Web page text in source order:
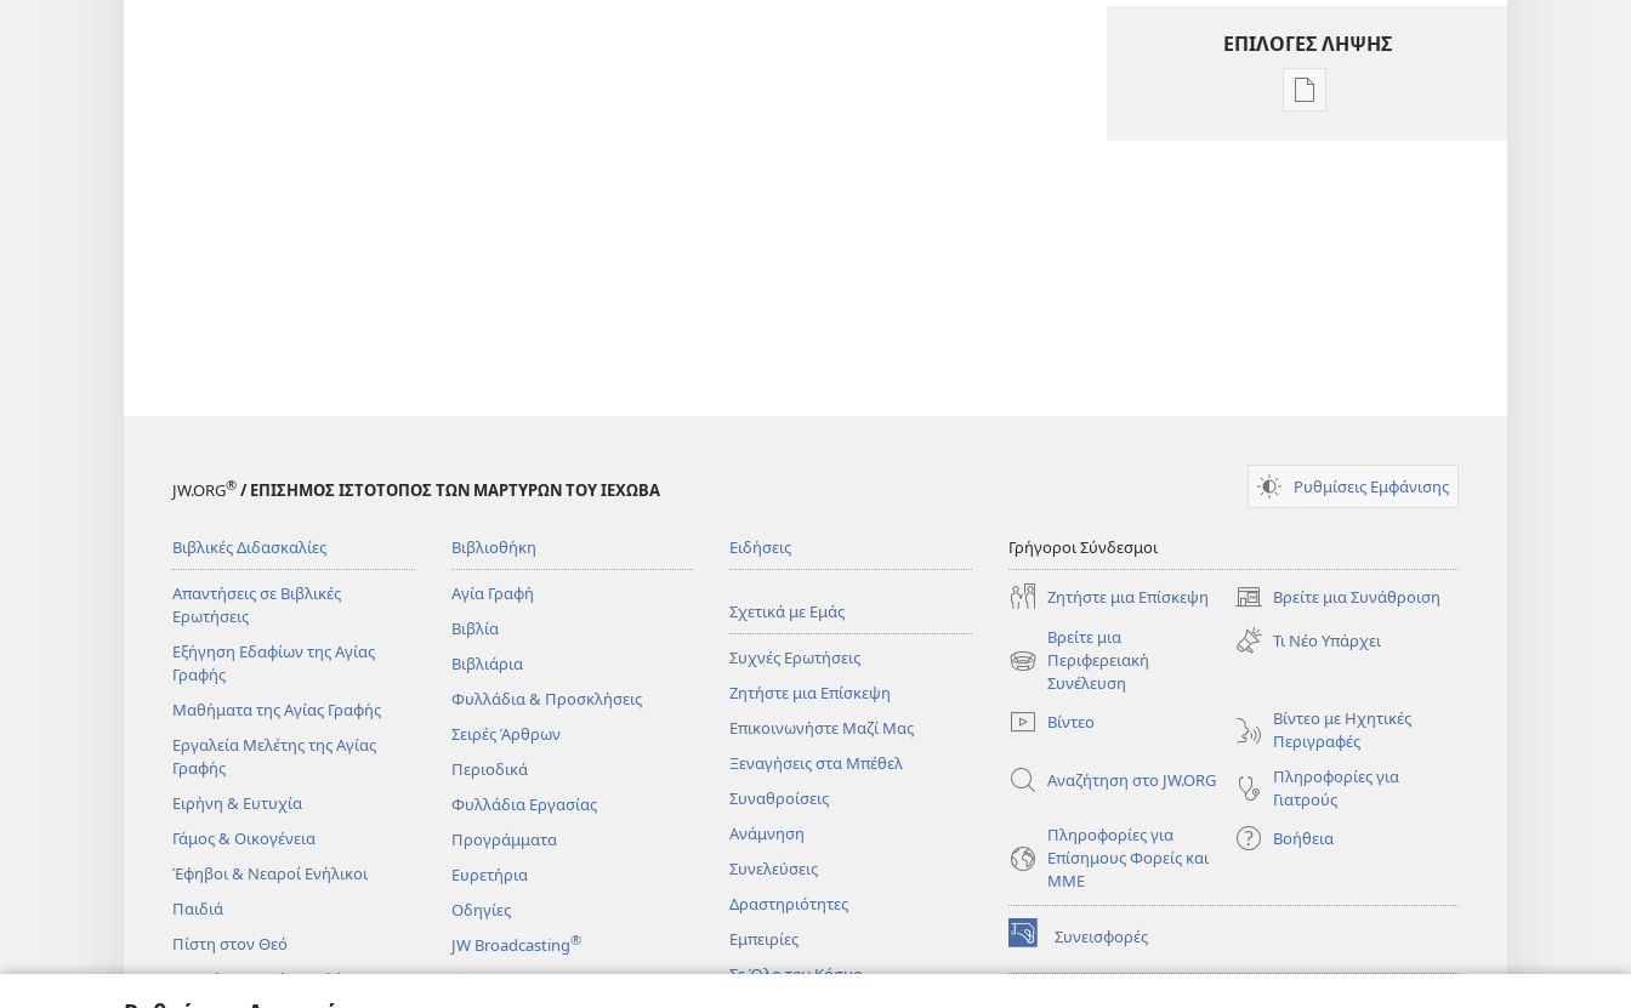
ΕΠΙΛΟΓΕΣ ΛΗΨΗΣ
Επιλογές
JW.ORG® / ΕΠΙΣΗΜΟΣ ΙΣΤΟΤΟΠΟΣ ΤΩΝ ΜΑΡΤΥΡΩΝ ΤΟΥ ΙΕΧΩΒΑ Ρυθμίσεις Εμφάνισης
Βιβλικές Διδασκαλίες
Απαντήσεις σε Βιβλικές
Ερωτήσεις
Εξήγηση Εδαφίων της Αγίας
Γραφής
Μαθήματα της Αγίας Γραφής
Εργαλεία Μελέτης της Αγίας
Γραφής
Ειρήνη & Ευτυχία
Γάμος & Οικογένεια
Έφηβοι & Νεαροί Ενήλικοι
Παιδιά
Πίστη στον Θεό
Επιστήμη & Αγία Γραφή
Βιβλιοθήκη
Αγία Γραφή
Βιβλία
Βιβλιάρια
Φυλλάδια & Προσκλήσεις
Σειρές Άρθρων
Περιοδικά
Φυλλάδια Εργασίας
Προγράμματα
Ευρετήρια
Οδηγίες
JW Broadcasting®
Βίντεο
Ειδήσεις
Σχετικά με Εμάς
Συχνές Ερωτήσεις
Ζητήστε μια Επίσκεψη
Επικοινωνήστε Μαζί Μας
Ξεναγήσεις στα Μπέθελ
Συναθροίσεις
Ανάμνηση
Συνελεύσεις
Δραστηριότητες
Εμπειρίες
Σε Όλο τον Κόσμο
Γρήγοροι Σύνδεσμοι
Ζητήστε μια Επίσκεψη Βρείτε μια Συνάθροιση
(ανοίγει
νέο
παράθυρο)
Βρείτε μια
Περιφερειακή
Συνέλευση
(ανοίγει
παράθυρο)
Τι Νέο Υπάρχει
Βίντεο
Βίντεο με Ηχητικές
Περιγραφές
Αναζήτηση στο JW.ORG
Πληροφορίες για
Γιατρούς
Πληροφορίες για
Επίσημους Φορείς και
ΜΜΕ
Βοήθεια
Συνεισφορές
(ανοίγει
νέο